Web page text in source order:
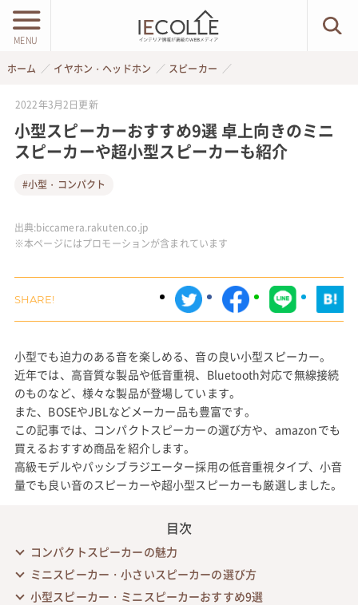
MENU
ホーム イヤホン・ヘッドホン スピーカー
2022年3月2日更新
小型スピーカーおすすめ9選 卓上向きのミニ
スピーカーや超小型スピーカーも紹介
#小型・コンパクト
出典:biccamera.rakuten.co.jp
※本ページにはプロモーションが含まれています
小型でも迫力のある音を楽しめる、音の良い小型スピーカー。
近年では、高音質な製品や低音重視、Bluetooth対応で無線接続
のものなど、様々な製品が登場しています。
また、BOSEやJBLなどメーカー品も豊富です。
この記事では、コンパクトスピーカーの選び方や、amazonでも
買えるおすすめ商品を紹介します。
高級モデルやパッシブラジエーター採用の低音重視タイプ、小音
量でも良い音のスピーカーや超小型スピーカーも厳選しました。
目次
コンパクトスピーカーの魅力
ミニスピーカー・小さいスピーカーの選び方
小型スピーカー・ミニスピーカーおすすめ9選